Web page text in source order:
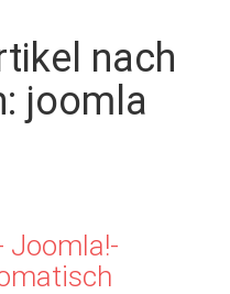
nach
joomla
Joomla!-